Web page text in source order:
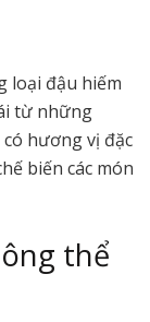
loại đậu hiếm
từ những
hương vị đặc
biến các món
thể